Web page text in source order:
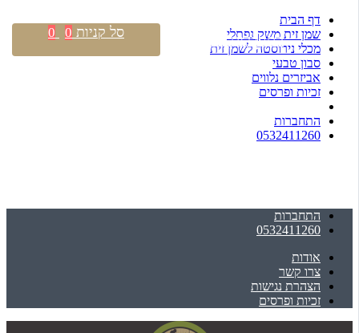
דף הבית
שמן זית משק נפתלי
מכלי נירוסטה לשמן זית
סבון טבעי
אביזרים נלווים
זכיות ופרסים
התחברות
0532411260
התחברות
0532411260
אודות
צרו קשר
הצהרת נגישות
זכיות ופרסים
התחברות \ הרשמה סל קניות 0
0